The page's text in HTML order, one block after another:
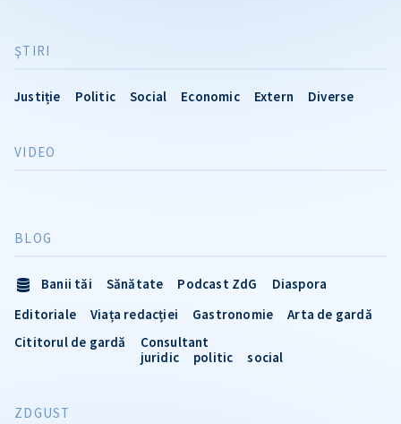
ŞTIRI
Justiție Politic Social Economic Extern Diverse
VIDEO
BLOG
Banii tăi Sănătate Podcast ZdG
Diaspora
Editoriale
Viața redacției Gastronomie
Arta de gardă
Cititorul de gardă
Consultant
juridic
politic social
ZDGUST